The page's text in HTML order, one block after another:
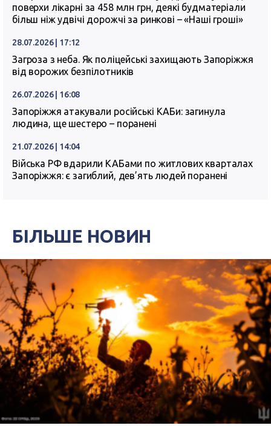
поверхи лікарні за 458 млн грн, деякі будматеріали
більш ніж удвічі дорожчі за ринкові – «Наші гроші»
28.07.2026 | 17:12
Загроза з неба. Як поліцейські захищають Запоріжжя
від ворожих безпілотників
26.07.2026 | 16:08
Запоріжжя атакували російські КАБи: загинула
людина, ще шестеро – поранені
21.07.2026 | 14:04
Війська РФ вдарили КАБами по житлових кварталах
Запоріжжя: є загиблий, дев’ять людей поранені
БІЛЬШЕ НОВИН